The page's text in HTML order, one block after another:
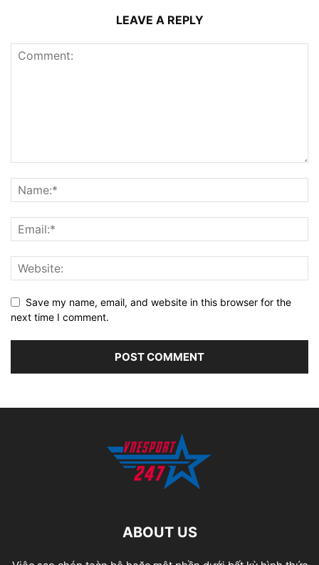
LEAVE A REPLY
Save my name, email, and website in this browser for the
next time I comment.
ABOUT US